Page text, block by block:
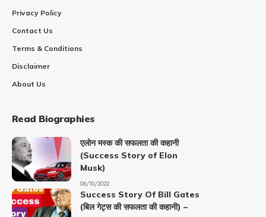
Privacy Policy
Contact Us
Terms & Conditions
Disclaimer
About Us
Read Biographies
एलोन मस्क की सफलता की कहानी
(Success Story of Elon
Musk)
06/10/2022
Success Story Of Bill Gates
(बिल गेट्स की सफलता की कहानी) –